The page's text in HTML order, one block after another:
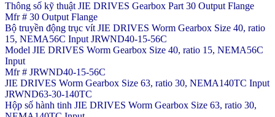
Thông số kỹ thuật JIE DRIVES Gearbox Part 30 Output Flange
Mfr # 30 Output Flange
Bộ truyền động trục vít JIE DRIVES Worm Gearbox Size 40, ratio
15, NEMA56C Input JRWND40-15-56C
Model JIE DRIVES Worm Gearbox Size 40, ratio 15, NEMA56C
Input
Mfr # JRWND40-15-56C
JIE DRIVES Worm Gearbox Size 63, ratio 30, NEMA140TC Input
JRWND63-30-140TC
Hộp số hành tinh JIE DRIVES Worm Gearbox Size 63, ratio 30,